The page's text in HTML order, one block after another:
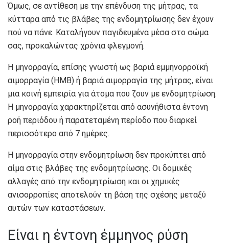
Όμως, σε αντίθεση με την επένδυση της μήτρας, τα
κύτταρα από τις βλάβες της ενδομητρίωσης δεν έχουν
πού να πάνε. Καταλήγουν παγιδευμένα μέσα στο σώμα
σας, προκαλώντας χρόνια φλεγμονή.
Η μηνορραγία, επίσης γνωστή ως βαριά εμμηνορροϊκή
αιμορραγία (HMB) ή βαριά αιμορραγία της μήτρας, είναι
μια κοινή εμπειρία για άτομα που ζουν με ενδομητρίωση.
Η μηνορραγία χαρακτηρίζεται από ασυνήθιστα έντονη
ροή περιόδου ή παρατεταμένη περίοδο που διαρκεί
περισσότερο από 7 ημέρες.
Η μηνορραγία στην ενδομητρίωση δεν προκύπτει από
αίμα στις βλάβες της ενδομητρίωσης. Οι δομικές
αλλαγές από την ενδομητρίωση και οι χημικές
ανισορροπίες αποτελούν τη βάση της σχέσης μεταξύ
αυτών των καταστάσεων.
Είναι η έντονη έμμηνος ρύση